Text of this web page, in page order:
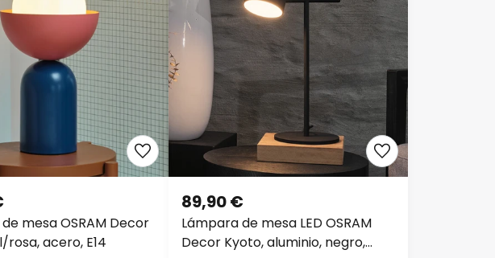
mesa OSRAM Decor
rosa, acero, E14
Lámpara de mesa LED OSRAM
Decor Kyoto, aluminio, negro,
89,90 €